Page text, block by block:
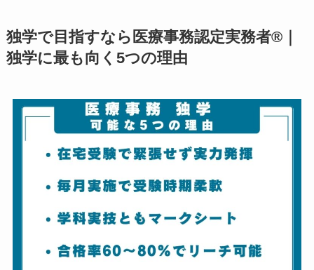
独学で目指すなら医療事務認定実務者®｜
独学に最も向く5つの理由